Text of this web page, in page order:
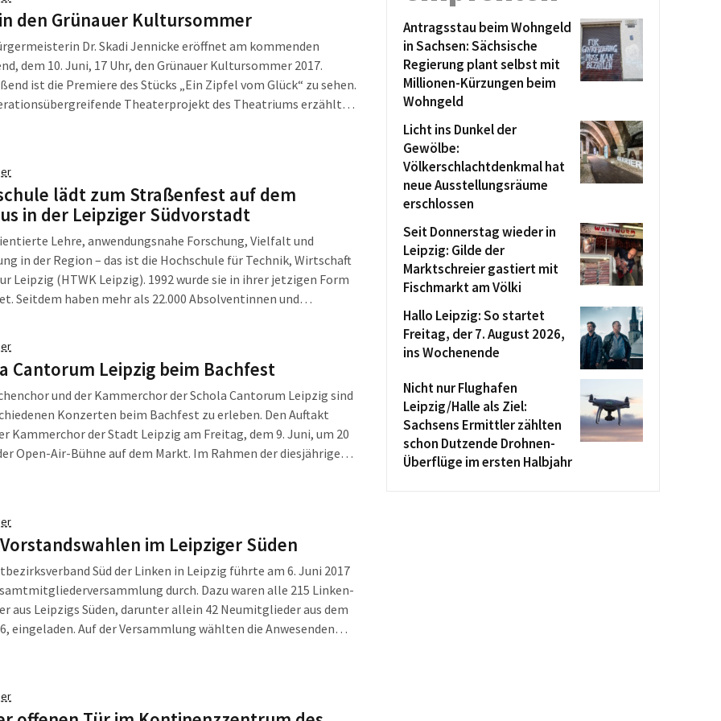
Rote Pandas und Gänsegeier soll am 1. August 2017
den Grünauer Kultursommer
Skadi Jennicke eröffnet am kommenden
dem 10. Juni, 17 Uhr, den Grünauer Kultursommer 2017.
ist die Premiere des Stücks „Ein Zipfel vom Glück“ zu sehen.
Theaterprojekt des Theatriums erzählt
Kultursommer bei mehr als 80 Veranstaltungen für Groß
den Stadtteil und seine vielfältigen sozialen und kulturellen
erleben.
lädt zum Straßenfest auf dem
in der Leipziger Südvorstadt
Lehre, anwendungsnahe Forschung, Vielfalt und
in der Region – das ist die Hochschule für Technik, Wirtschaft
Leipzig (HTWK Leipzig). 1992 wurde sie in ihrer jetzigen Form
Seitdem haben mehr als 22.000 Absolventinnen und
Wirtschafts- und Sozialwissenschaften,
Medien- und Informationswissenschaften sowie Informatik
Aktuell sind an der HTWK Leipzig rund 6.100 Studierende
davon mehr als 800 ausländische Studierende.
Cantorum Leipzig beim Bachfest
und der Kammerchor der Schola Cantorum Leipzig sind
Konzerten beim Bachfest zu erleben. Den Auftakt
Kammerchor der Stadt Leipzig am Freitag, dem 9. Juni, um 20
Open-Air-Bühne auf dem Markt. Im Rahmen der diesjährigen
im Leipziger Süden
Süd der Linken in Leipzig führte am 6. Juni 2017
durch. Dazu waren alle 215 Linken-
aus Leipzigs Süden, darunter allein 42 Neumitglieder aus dem
eingeladen. Auf der Versammlung wählten die Anwesenden
Antragsstau beim Wohngeld
in Sachsen: Sächsische
Regierung plant selbst mit
Millionen-Kürzungen beim
Wohngeld
Licht ins Dunkel der
Gewölbe:
Völkerschlachtdenkmal hat
neue Ausstellungsräume
erschlossen
Seit Donnerstag wieder in
Leipzig: Gilde der
Marktschreier gastiert mit
Fischmarkt am Völki
Hallo Leipzig: So startet
Freitag, der 7. August 2026,
ins Wochenende
Nicht nur Flughafen
Leipzig/Halle als Ziel:
Sachsens Ermittler zählten
schon Dutzende Drohnen-
Überflüge im ersten Halbjahr